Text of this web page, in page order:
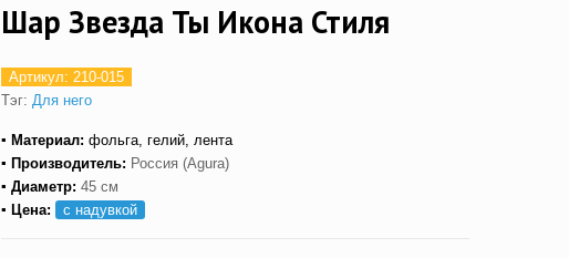
Шар Звезда Ты Икона Стиля
Артикул: 210-015
Тэг: Для него
▪ Материал: фольга, гелий, лента
▪ Производитель: Россия (Agura)
▪ Диаметр: 45 см
▪ Цена:
с надувкой